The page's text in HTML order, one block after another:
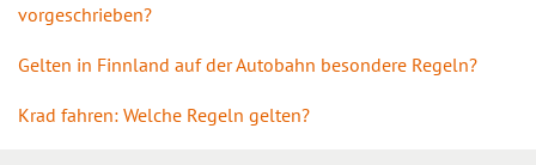
vorgeschrieben?
Gelten in Finnland auf der Autobahn besondere Regeln?
Krad fahren: Welche Regeln gelten?